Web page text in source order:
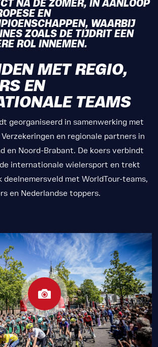
NA DE ZOMER, IN AANLOOP
EN
WAARBIJ
ZOALS DE TIJDRIT EEN
ROL INNEMEN.
MET REGIO,
EN
TEAMS
georganiseerd in samenwerking met
en regionale partners in
en Noord-Brabant. De koers verbindt
de internationale wielersport en trekt
deelnemersveld met WorldTour-teams,
en Nederlandse toppers.